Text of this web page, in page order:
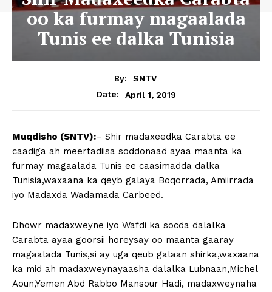
oo ka furmay magaalada
Tunis ee dalka Tunisia
By:
SNTV
Date:
April 1, 2019
Muqdisho (SNTV):– Shir madaxeedka Carabta ee
caadiga ah meertadiisa soddonaad ayaa maanta ka
furmay magaalada Tunis ee caasimadda dalka
Tunisia,waxaana ka qeyb galaya Boqorrada, Amiirrada
iyo Madaxda Wadamada Carbeed.
Dhowr madaxweyne iyo Wafdi ka socda dalalka
Carabta ayaa goorsii horeysay oo maanta gaaray
magaalada Tunis,si ay uga qeub galaan shirka,waxaana
ka mid ah madaxweynayaasha dalalka Lubnaan,Michel
Aoun,Yemen Abd Rabbo Mansour Hadi, madaxweynaha